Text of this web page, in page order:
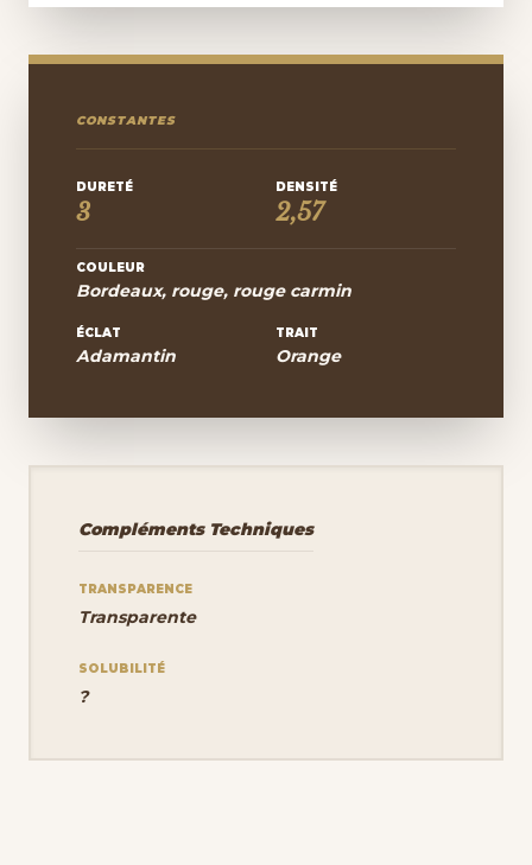
CONSTANTES
DURETÉ
3
DENSITÉ
2,57
COULEUR
Bordeaux, rouge, rouge carmin
ÉCLAT
Adamantin
TRAIT
Orange
Compléments Techniques
TRANSPARENCE
Transparente
SOLUBILITÉ
?